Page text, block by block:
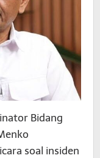
Bidang
soal insiden